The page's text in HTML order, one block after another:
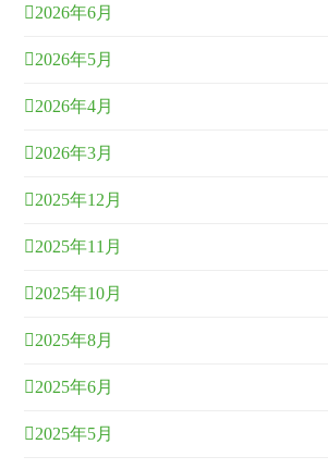
2026年6月
2026年5月
2026年4月
2026年3月
2025年12月
2025年11月
2025年10月
2025年8月
2025年6月
2025年5月